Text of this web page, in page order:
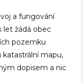
a fungování
let žádá obec
pozemku
katastrální mapu,
dopisem a nic